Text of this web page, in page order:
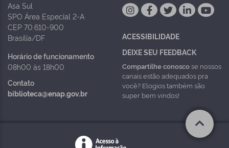
Asa Sul
SPO Área Especial 2-A
CEP 70.610-900
Brasília/DF
Horário de funcionamento
08h00 às 18h00
Contato
biblioteca@enap.gov.br
ACESSIBILIDADE
DEIXE SEU FEEDBACK
Compartilhe conoscose nossos
canais estão adequados pra
você? Elogios também são
super bem vindos!